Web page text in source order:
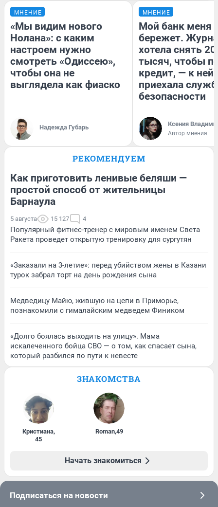
МНЕНИЕ
«Мы видим нового
Нолана»: с каким
настроем нужно
смотреть «Одиссею»,
чтобы она не
выглядела как фиаско
Надежда Губарь
МНЕНИЕ
Мой банк меня
бережет.
хотела снять
тысяч, чтобы
кредит, — к
приехала
безопасности
Ксения
Автор мнения
РЕКОМЕНДУЕМ
Как приготовить ленивые беляши —
простой способ от жительницы
Барнаула
5 августа 15 127 4
Популярный фитнес-тренер с мировым именем Света
Ракета проведет открытую тренировку для сургутян
«Заказали на 3-летие»: перед убийством жены в Казани
турок забрал торт на день рождения сына
Медведицу Майю, жившую на цепи в Приморье,
познакомили с гималайским медведем Фиником
«Долго боялась выходить на улицу». Мама
искалеченного бойца СВО — о том, как спасает сына,
который разбился по пути к невесте
ЗНАКОМСТВА
Кристиана,
45
Roman,49
Начать знакомиться
Подписаться на новости